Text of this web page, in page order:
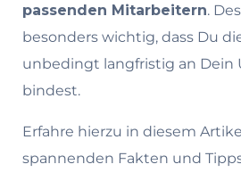
passenden Mitarbeitern.
besonders wichtig, dass Du
unbedingt langfristig an Dein
bindest.
Erfahre hierzu in diesem
spannenden Fakten und